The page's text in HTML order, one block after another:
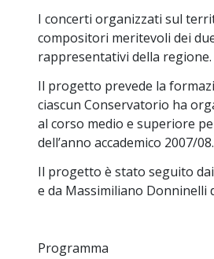
I concerti organizzati sul
compositori meritevoli dei
rappresentativi della
Il progetto prevede la
ciascun Conservatorio ha
al corso medio e superiore
dell’anno accademico 2007/08.
Il progetto è stato seguito
e da Massimiliano Donninelli
Programma